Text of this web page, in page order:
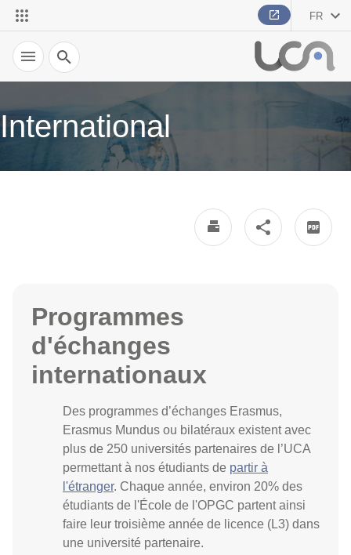
FR
Recherche
International
Programmes
d'échanges
internationaux
Des programmes d’échanges Erasmus,
Erasmus Mundus ou bilatéraux existent avec
plus de 250 universités partenaires de l’UCA
permettant à nos étudiants de partir à
l'étranger. Chaque année, environ 20% des
étudiants de l'École de l'OPGC partent ainsi
faire leur troisième année de licence (L3) dans
une université partenaire.